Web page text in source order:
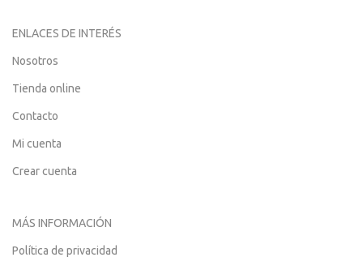
ENLACES DE INTERÉS
Nosotros
Tienda online
Contacto
Mi cuenta
Crear cuenta
MÁS INFORMACIÓN
Política de privacidad